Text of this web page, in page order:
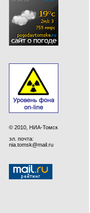
© 2010, НИА-Томск
эл. почта:
nia.tomsk@mail.ru